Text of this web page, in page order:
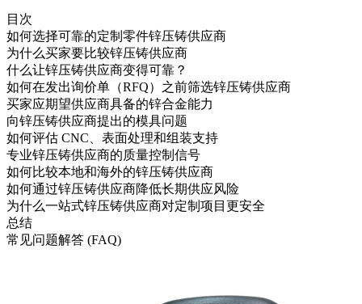
目次
如何选择可靠的定制零件锌压铸供应商
为什么买家要比较锌压铸供应商
什么让锌压铸供应商变得可靠？
如何在发出询价单（RFQ）之前筛选锌压铸供应商
买家应期望供应商具备的锌合金能力
向锌压铸供应商提出的模具问题
如何评估 CNC、表面处理和组装支持
专业锌压铸供应商的质量控制信号
如何比较本地和海外的锌压铸供应商
如何通过锌压铸供应商降低长期供应风险
为什么一站式锌压铸供应商对定制项目更安全
总结
常见问题解答 (FAQ)